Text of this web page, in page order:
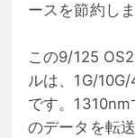
ースを節約しま
この9/125
ルは、1G/
です。
のデータを転送